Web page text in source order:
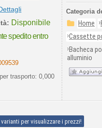
Disponibile
spedito entro
trasporto: 0,000
Categoria
Home ›
›Cassette
›Bacheca
alluminio
per visualizzare i prezzi!